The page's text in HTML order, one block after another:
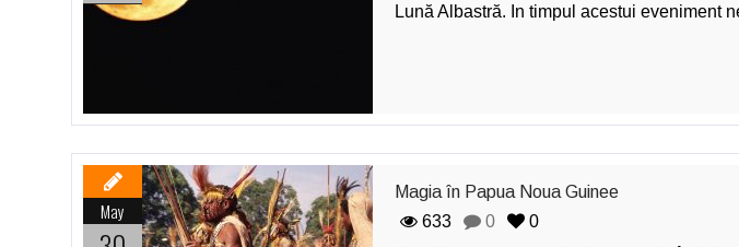
Lună Albastră. In timpul acestui eveniment
May
Magia în Papua Noua Guinee
633
0
0